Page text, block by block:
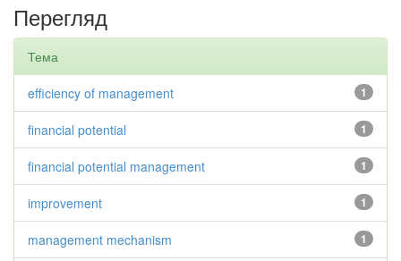
Перегляд
Тема
1
efficiency of management
1
financial potential
1
financial potential management
1
improvement
1
management mechanism